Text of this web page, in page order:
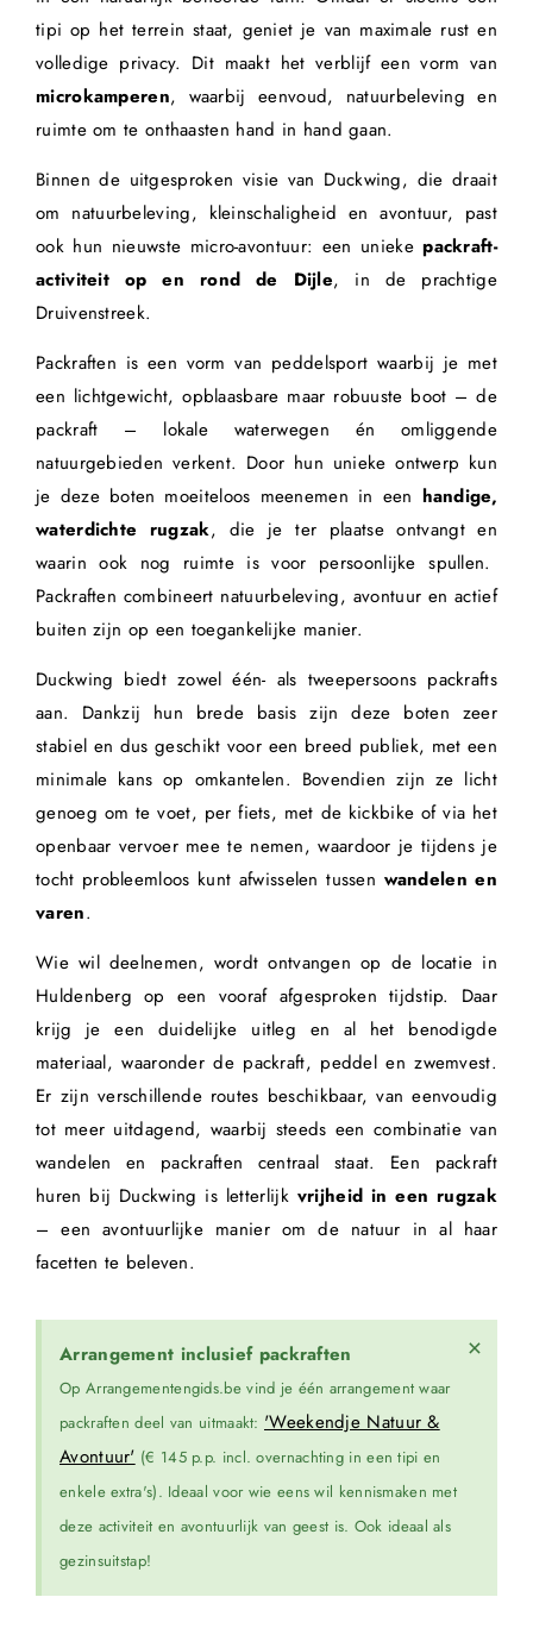
tipi op het terrein staat, geniet je van maximale rust en
volledige privacy. Dit maakt het verblijf een vorm van
microkamperen, waarbij eenvoud, natuurbeleving en
ruimte om te onthaasten hand in hand gaan.
Binnen de uitgesproken visie van Duckwing, die draait
om natuurbeleving, kleinschaligheid en avontuur, past
ook hun nieuwste micro-avontuur: een uniekepackraft-
activiteit op en rond de Dijle, in de prachtige
Druivenstreek.
Packraften is een vorm van peddelsport waarbij je met
een lichtgewicht, opblaasbare maar robuuste boot – de
packraft – lokale waterwegen én omliggende
natuurgebieden verkent. Door hun unieke ontwerp kun
je deze boten moeiteloos meenemen in een handige,
waterdichte rugzak, die je ter plaatse ontvangt en
waarin ook nog ruimte is voor persoonlijke spullen.
Packraften combineert natuurbeleving, avontuur en actief
buiten zijn op een toegankelijke manier.
Duckwing biedt zowel één- als tweepersoons packrafts
aan. Dankzij hun brede basis zijn deze boten zeer
stabiel en dus geschikt voor een breed publiek, met een
minimale kans op omkantelen. Bovendien zijn ze licht
genoeg om te voet, per fiets, met de kickbike of via het
openbaar vervoer mee te nemen, waardoor je tijdens je
tocht probleemloos kunt afwisselen tussen wandelen en
varen.
Wie wil deelnemen, wordt ontvangen op de locatie in
Huldenberg op een vooraf afgesproken tijdstip. Daar
krijg je een duidelijke uitleg en al het benodigde
materiaal, waaronder de packraft, peddel en zwemvest.
Er zijn verschillende routes beschikbaar, van eenvoudig
tot meer uitdagend, waarbij steeds een combinatie van
wandelen en packraften centraal staat. Een packraft
huren bij Duckwing is letterlijk vrijheid in een rugzak
– een avontuurlijke manier om de natuur in al haar
facetten te beleven.
Arrangement inclusief packraften
Op Arrangementengids.be vind je één arrangement waar
packraften deel van uitmaakt: 'Weekendje Natuur &
Avontuur' (€ 145 p.p. incl. overnachting in een tipi en
enkele extra's). Ideaal voor wie eens wil kennismaken met
deze activiteit en avontuurlijk van geest is. Ook ideaal als
gezinsuitstap!
×